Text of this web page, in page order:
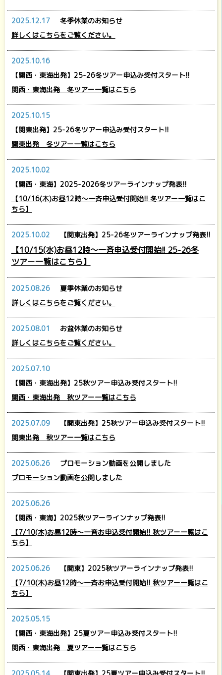
2025.12.17
冬季休業のお知らせ
詳しくはこちらをご覧ください。
2025.10.16
【関西・東海出発】25-26冬ツアー申込み受付スタート!!
関西・東海出発 冬ツアー一覧はこちら
2025.10.15
【関東出発】25-26冬ツアー申込み受付スタート!!
関東出発 冬ツアー一覧はこちら
2025.10.02
【関西・東海】2025-2026冬ツアーラインナップ発表!!
【10/16(木)お昼12時～一斉申込受付開始!! 冬ツアー一覧はこ
ちら】
2025.10.02 【関東出発】25-26冬ツアーラインナップ発表!!
【10/15(水)お昼12時～一斉申込受付開始!! 25-26冬
ツアー一覧はこちら】
2025.08.26
夏季休業のお知らせ
詳しくはこちらをご覧ください。
2025.08.01
お盆休業のお知らせ
詳しくはこちらをご覧ください。
2025.07.10
【関西・東海出発】25秋ツアー申込み受付スタート!!
関西・東海出発 秋ツアー一覧はこちら
2025.07.09
【関東出発】25秋ツアー申込み受付スタート!!
関東出発 秋ツアー一覧はこちら
2025.06.26
プロモーション動画を公開しました
プロモーション動画を公開しました
2025.06.26
【関西・東海】2025秋ツアーラインナップ発表!!
【7/10(木)お昼12時～一斉お申込受付開始!! 秋ツアー一覧はこ
ちら】
2025.06.26
【関東】2025秋ツアーラインナップ発表!!
【7/10(木)お昼12時～一斉お申込受付開始!! 秋ツアー一覧はこ
ちら】
2025.05.15
【関西・東海出発】25夏ツアー申込み受付スタート!!
関西・東海出発 夏ツアー一覧はこちら